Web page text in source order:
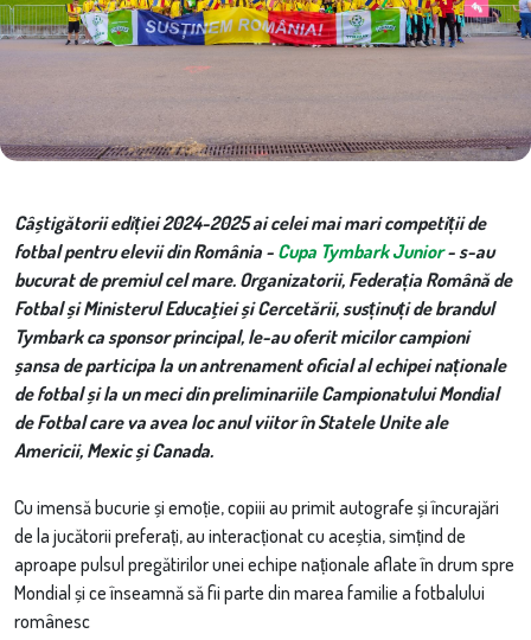
Câștigătorii ediției 2024-2025 ai celei mai mari competiții de
fotbal pentru elevii din România - Cupa Tymbark Junior- s-au
bucurat de premiul cel mare. Organizatorii, Federația Română de
Fotbal și Ministerul Educaţiei și Cercetării, susținuți de brandul
Tymbark ca sponsor principal, le-au oferit micilor campioni
șansa de participa la un antrenament oficial al echipei naționale
de fotbal și la un meci dinpreliminariile Campionatului Mondial
de Fotbal care va avea loc anul viitor înStatele Unite ale
Americii, Mexic și Canada.
Cu imensă bucurie și emoție, copiii au primit autografe și încurajări
de la jucătorii preferați, au interacționat cu aceștia, simțind de
aproape pulsul pregătirilor unei echipe naționale aflate în drum spre
Mondial și ce înseamnă să fii parte din marea familie a fotbalului
românesc